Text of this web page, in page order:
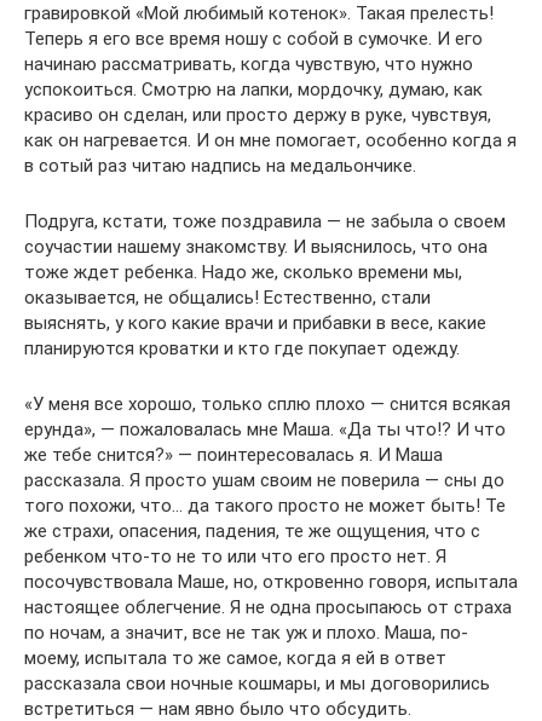
гравировкой «Мой любимый котенок». Такая прелесть!
Теперь я его все время ношу с собой в сумочке. И его
начинаю рассматривать, когда чувствую, что нужно
успокоиться. Смотрю на лапки, мордочку, думаю, как
красиво он сделан, или просто держу в руке, чувствуя,
как он нагревается. И он мне помогает, особенно когда я
в сотый раз читаю надпись на медальончике.
Подруга, кстати, тоже поздравила — не забыла о своем
соучастии нашему знакомству. И выяснилось, что она
тоже ждет ребенка. Надо же, сколько времени мы,
оказывается, не общались! Естественно, стали
выяснять, у кого какие врачи и прибавки в весе, какие
планируются кроватки и кто где покупает одежду.
«У меня все хорошо, только сплю плохо — снится всякая
ерунда», — пожаловалась мне Маша. «Да ты что!? И что
же тебе снится?» — поинтересовалась я. И Маша
рассказала. Я просто ушам своим не поверила — сны до
того похожи, что… да такого просто не может быть! Те
же страхи, опасения, падения, те же ощущения, что с
ребенком что-то не то или что его просто нет. Я
посочувствовала Маше, но, откровенно говоря, испытала
настоящее облегчение. Я не одна просыпаюсь от страха
по ночам, а значит, все не так уж и плохо. Маша, по-
моему, испытала то же самое, когда я ей в ответ
рассказала свои ночные кошмары, и мы договорились
встретиться — нам явно было что обсудить.